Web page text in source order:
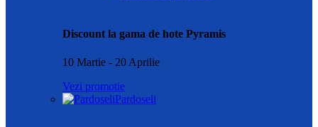
Discount la gama de hote Pyramis
10 Martie - 20 Aprilie
Vezi promotie
Pardoseli